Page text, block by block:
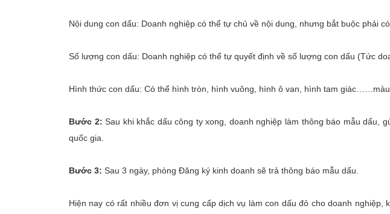
Nội dung con dấu: Doanh nghiệp có thể tự chủ về nội dung, nhưng bắt buộc phải
Số lượng con dấu: Doanh nghiệp có thể tự quyết định về số lượng con dấu (Tức
Hình thức con dấu: Có thể hình tròn, hình vuông, hình ô van, hình tam
Bước 2: Sau khi khắc dấu công ty xong, doanh nghiệp làm thông báo mẫu dấu,
quốc gia.
Bước 3: Sau 3 ngày, phòng Đăng ký kinh doanh sẽ trả thông báo mẫu dấu.
Hiện nay có rất nhiều đơn vị cung cấp dịch vụ làm con dấu đỏ cho doanh